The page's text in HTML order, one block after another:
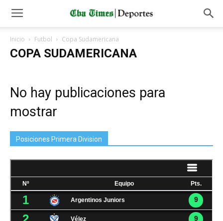
Inicio Futbol Copa Sudamericana
COPA SUDAMERICANA
No hay publicaciones para
mostrar
Posiciones Primera Division